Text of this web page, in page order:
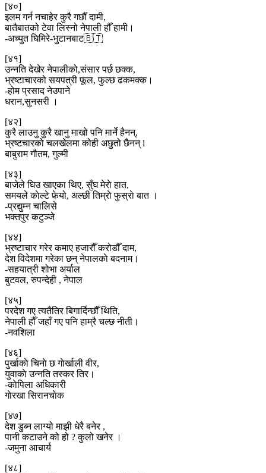
[४०]
इलम गर्न नचाहेर कुरै गर्छौँ दामी,
बातैबातको टेवा लिस्नो नेपाली हौँ हामी।
-अच्युत घिमिरे-भुटानबाट🇧🇹
[४१]
उन्नति देखेर नेपालीको,संसार पर्छ छक्क,
भ्रष्टाचारको सयपत्री फूल, फुल्छ ढकमक्क।
-होम प्रसाद नेउपाने
धरान,सुनसरी ।
[४२]
कुरै लाउनु कुरै खानु माखो पनि मार्ने हैनन्,
भ्रष्टचारको चलखेलमा कोही अछुतो छैनन् l
बाबुराम गौतम, गुल्मी
[४३]
बाजेले घिउ खाएका थिए, सुँघ मेराे हात,
समयले काेल्टे फेर्‍यो, अल्छी तिम्राे फुस्राे बात ।
-प्रद्युम्न चालिसे
भक्तपुर कटुञ्जे
[४४]
भ्रष्टाचार गरेर कमाए हजारौँ करोडौँ दाम,
देश विदेशमा गरेका छन् नेपालकाे बदनाम।
-सहयात्री शोभा अर्याल
बुटवल, रुपन्देही , नेपाल
[४५]
परदेश गए त्यतैतिर बिगार्दिन्छौँ थिति,
नेपाली हौँ जहाँ गए पनि हाम्रै चल्छ नीती।
-नवशिला
[४६]
पुर्खाकाे चिनाे छ गाेर्खाली वीर,
युवाकाे उन्नति तस्कर तिर।
-काेपिला अधिकारी
गाेरखा सिरानचाेक
[४७]
देश डुब्न लाग्यो माझी धेरै बनेर ,
पानी कटाउने को हो ? कुलो खनेर ।
-जमुना आचार्य
[४८]